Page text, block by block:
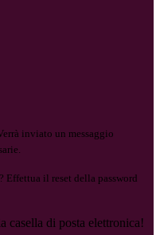
inviato un messaggio
Effettua il reset della password
casella di posta elettronica!